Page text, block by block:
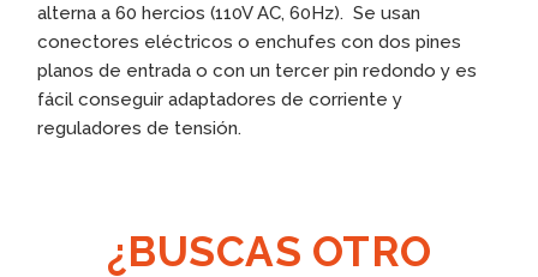
alterna a 60 hercios (110V AC, 60Hz). Se usan
conectores eléctricos o enchufes con dos pines
planos de entrada o con un tercer pin redondo y es
fácil conseguir adaptadores de corriente y
reguladores de tensión.
¿BUSCAS OTRO